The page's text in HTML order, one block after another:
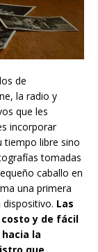
de
la radio y
que les
incorporar
tiempo libre sino
tomadas
caballo en
una primera
Las
y de fácil
la